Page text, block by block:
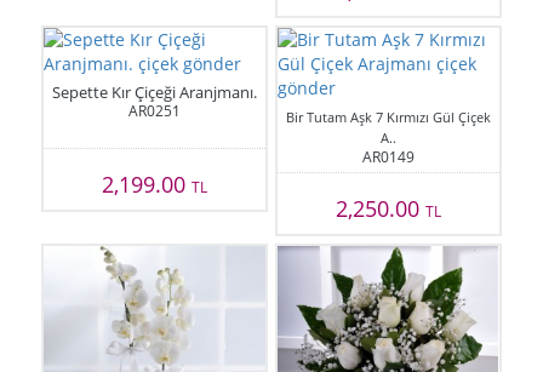
Sepette Kır Çiçeği Aranjmanı.
AR0251
2,199.00TL
Bir Tutam Aşk 7 Kırmızı Gül Çiçek
A..
AR0149
2,250.00 TL